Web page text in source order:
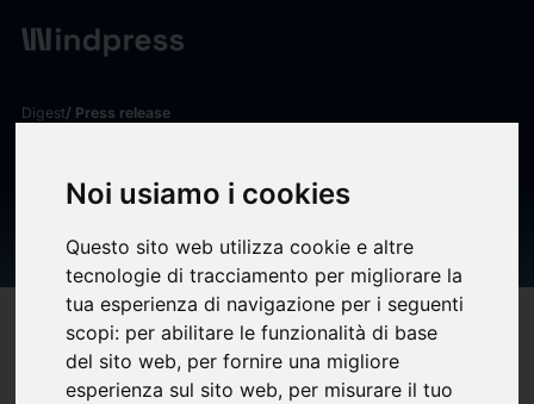
Noi usiamo i cookies
Questo sito web utilizza cookie e altre
tecnologie di tracciamento per migliorare la
tua esperienza di navigazione per i seguenti
scopi: per abilitare le funzionalità di base
del sito web, per fornire una migliore
esperienza sul sito web, per misurare il tuo
Digest/ Press release
KAGURABACHI X METRO M5
– GDG PR
Compatibility help
(0)bookmark_borderupload Share